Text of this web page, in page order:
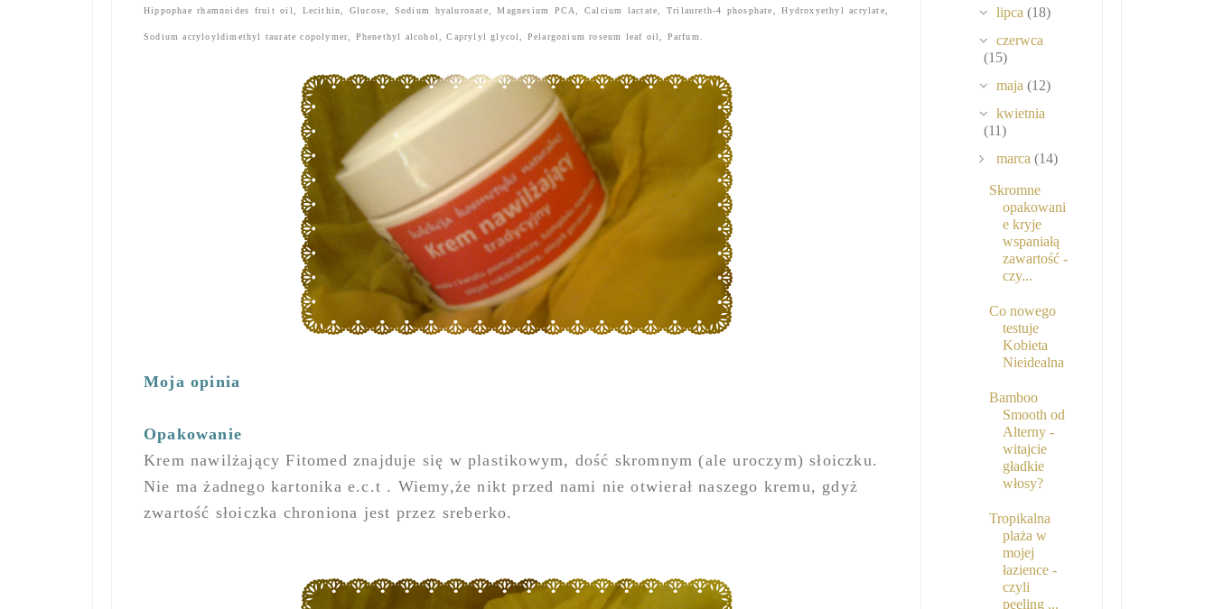
Hippophae rhamnoides fruit oil, Lecithin, Glucose, Sodium hyaluronate, Magnesium PCA, Calcium lactate, Trilaureth-4 phosphate, Hydroxyethyl acrylate,
Sodium acryloyldimethyl taurate copolymer, Phenethyl alcohol, Caprylyl glycol, Pelargonium roseum leaf oil, Parfum.
Moja opinia
Opakowanie
Krem nawilżający Fitomed znajduje się w plastikowym, dość skromnym (ale uroczym) słoiczku.
Nie ma żadnego kartonika e.c.t . Wiemy,że nikt przed nami nie otwierał naszego kremu, gdyż
zwartość słoiczka chroniona jest przez sreberko.
lipca(18)
czerwca
(15)
maja(12)
kwietnia
(11)
marca(14)
Skromne
opakowani
e kryje
wspaniałą
zawartość -
czy...
Co nowego
testuje
Kobieta
Nieidealna
Bamboo
Smooth od
Alterny -
witajcie
gładkie
włosy?
Tropikalna
plaża w
mojej
łazience -
czyli
peeling ...